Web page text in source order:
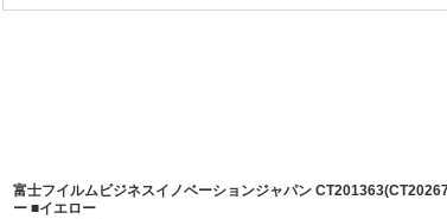
富士フイルムビジネスイノベーションジャパン
ー ■イエロー